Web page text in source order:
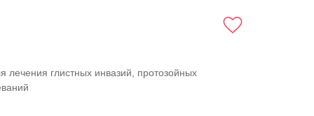
лечения глистных инвазий, протозойных